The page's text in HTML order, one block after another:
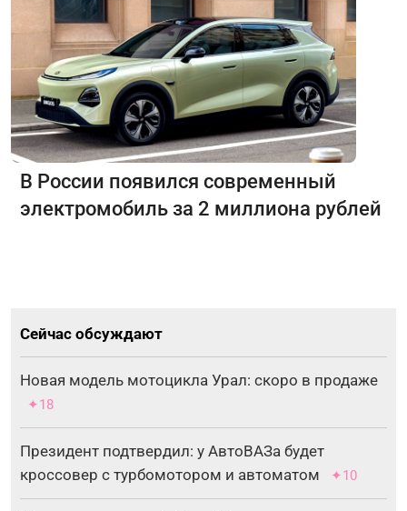
В России появился современный
электромобиль за 2 миллиона рублей
Сейчас обсуждают
Новая модель мотоцикла Урал: скоро в продаже
✦18
Президент подтвердил: у АвтоВАЗа будет
кроссовер с турбомотором и автоматом
✦10